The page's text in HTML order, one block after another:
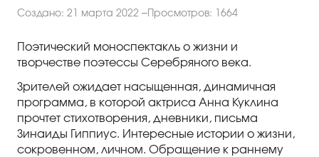
Порядок возврата билетов
Новости
Репертуар
Создано: 21 марта 2022 Просмотров: 1664
Поэтический моноспектакль о жизни и
творчестве поэтессы Серебряного века.
Зрителей ожидает насыщенная, динамичная
программа, в которой актриса Анна Куклина
прочтет стихотворения, дневники, письма
Зинаиды Гиппиус. Интересные истории о жизни,
сокровенном, личном. Обращение к раннему